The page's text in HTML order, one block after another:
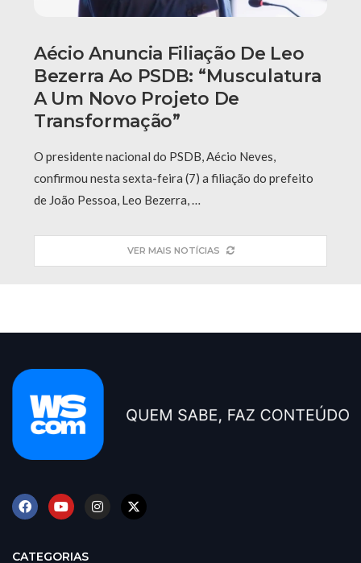
Aécio Anuncia Filiação De Leo
Bezerra Ao PSDB: “Musculatura
A Um Novo Projeto De
Transformação”
O presidente nacional do PSDB, Aécio Neves,
confirmou nesta sexta-feira (7) a filiação do prefeito
de João Pessoa, Leo Bezerra, …
VER MAIS NOTÍCIAS
CATEGORIAS